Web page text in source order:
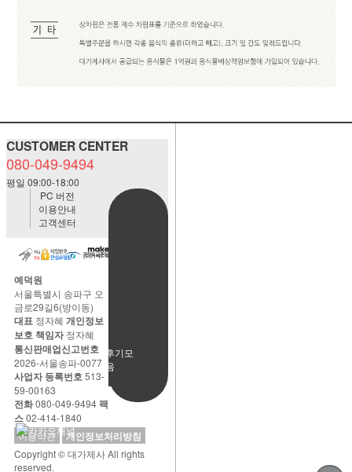
CUSTOMER CENTER
080-049-9494
평일 09:00-18:00
사용후기모
음
PC 버전
이용안내
고객센터
예덕원
서울특별시 송파구 오
금로29길6(방이동)
대표 정자혜 개인정보
보호 책임자정자혜
통신판매업신고번호
2026-서울송파-0077
사업자 등록번호513-
59-00163
전화080-049-9494팩
스02-414-1840
이용약관
개인정보처리방침
Copyright © 대가제사 All rights
reserved.